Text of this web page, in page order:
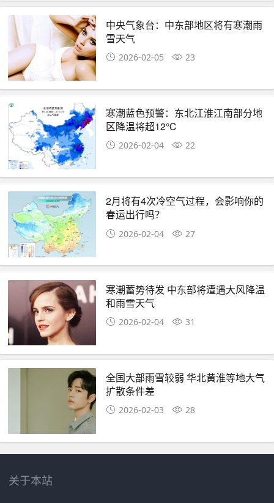
中央气象台：中东部地区将有寒潮雨
雪天气
2026-02-05 23
寒潮蓝色预警：东北江淮江南部分地
区降温将超12℃
2026-02-04 22
2月将有4次冷空气过程，会影响你的
春运出行吗？
2026-02-04 27
寒潮蓄势待发 中东部将遭遇大风降温
和雨雪天气
2026-02-04 31
全国大部雨雪较弱 华北黄淮等地大气
扩散条件差
2026-02-03 28
关于本站